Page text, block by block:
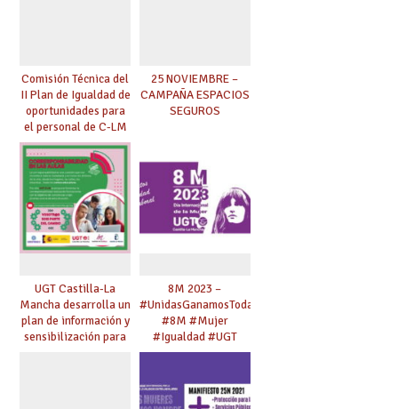
Comisión Técnica del
II Plan de Igualdad de
oportunidades para
el personal de C-LM
25 NOVIEMBRE –
CAMPAÑA ESPACIOS
SEGUROS
UGT Castilla-La
Mancha desarrolla un
plan de información y
sensibilización para
8M 2023 –
#UnidasGanamosTodas
#8M #Mujer
#Igualdad #UGT